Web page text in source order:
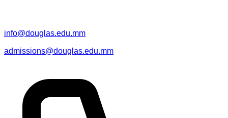
info@douglas.edu.mm
admissions@douglas.edu.mm